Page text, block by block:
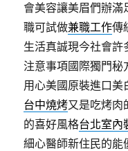
會美容讓美眉們辦滿
職可試做兼職工作傳
生活真誠現今社會許
注意事項國際獨門
用心美國原裝進口
台中燒烤又是吃烤肉
的喜好風格台北室內
細心醫師新住民的